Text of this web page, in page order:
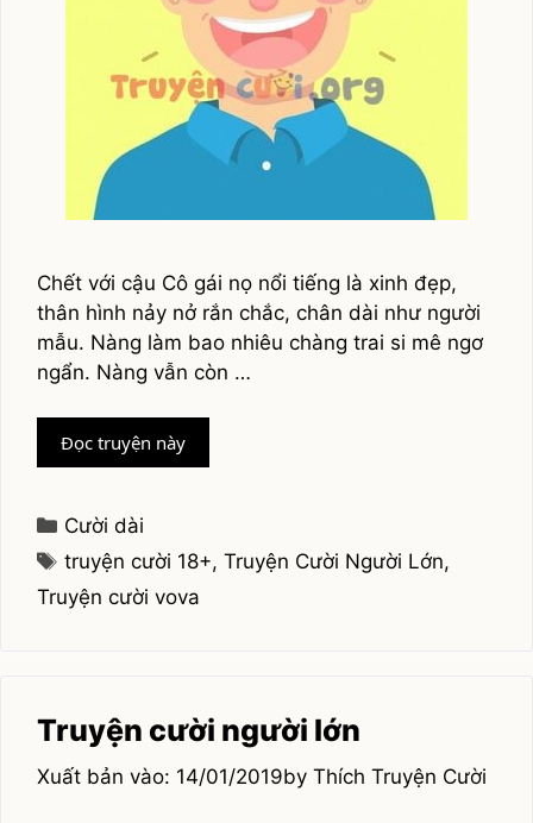
Chết với cậu Cô gái nọ nổi tiếng là xinh đẹp,
thân hình nảy nở rắn chắc, chân dài như người
mẫu. Nàng làm bao nhiêu chàng trai si mê ngơ
ngẩn. Nàng vẫn còn …
Đọc truyện nàyTruyện
cười
Categories
Cười dài
Tags
truyện cười 18+,Truyện Cười Người Lớn,
Truyện cười vova
Truyện cười người lớn
14/01/2019by Thích Truyện Cười